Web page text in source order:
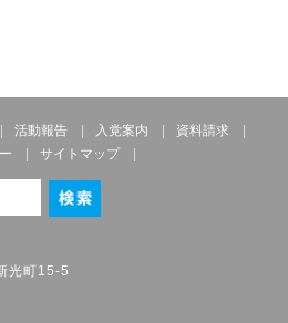
活動報告 入党案内
資料請求
サイトマップ
光町15-5